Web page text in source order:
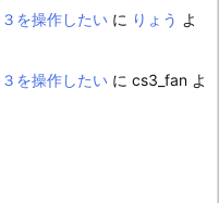
を操作したい に りょう よ
を操作したい に cs3_fan よ